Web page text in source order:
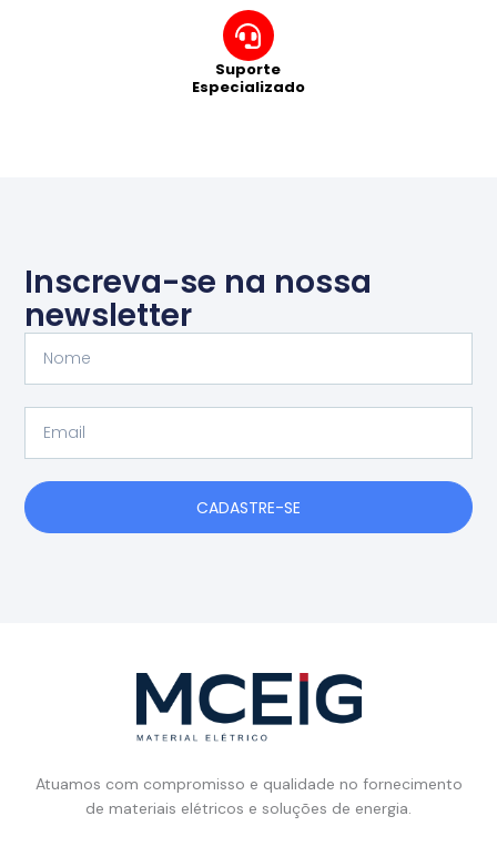
Suporte
Especializado
Inscreva-se na nossa
newsletter
CADASTRE-SE
Atuamos com compromisso e qualidade no fornecimento
de materiais elétricos e soluções de energia.